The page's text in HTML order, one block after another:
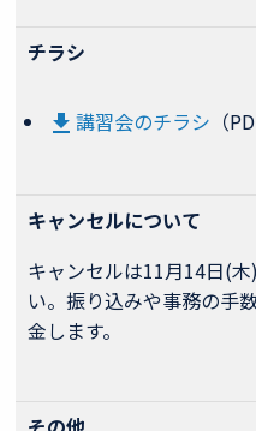
チラシ
 講習会のチラシ （
キャンセルについて
キャンセルは11月14日(
い。振り込みや事務の手
金します。